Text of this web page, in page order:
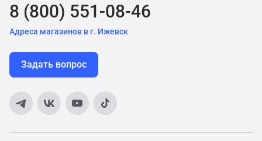
8 (800) 551-08-46
Адреса магазинов в г. Ижевск
Задать вопрос